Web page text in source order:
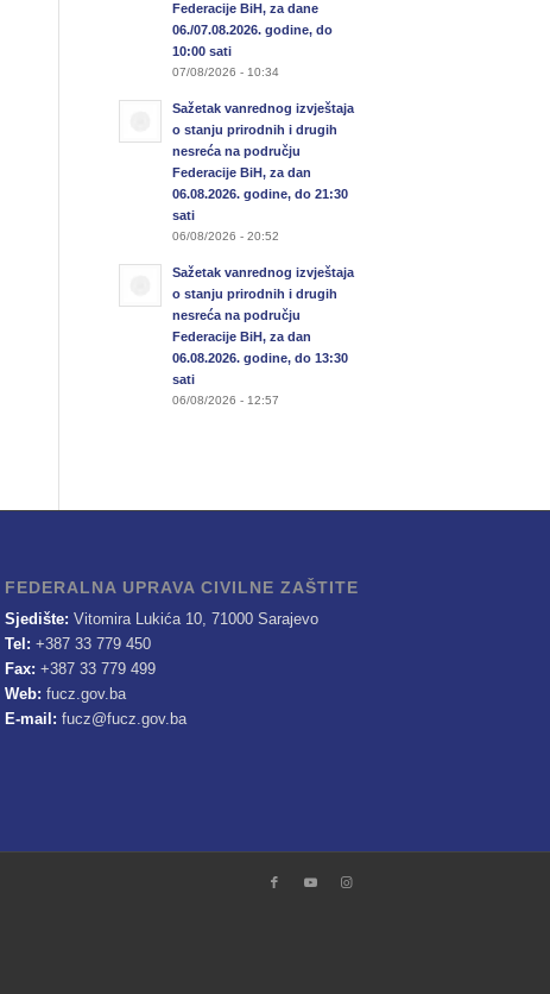
Federacije BiH, za dane
06./07.08.2026. godine, do
10:00 sati
07/08/2026 - 10:34
Sažetak vanrednog izvještaja
o stanju prirodnih i drugih
nesreća na području
Federacije BiH, za dan
06.08.2026. godine, do 21:30
sati
06/08/2026 - 20:52
Sažetak vanrednog izvještaja
o stanju prirodnih i drugih
nesreća na području
Federacije BiH, za dan
06.08.2026. godine, do 13:30
sati
06/08/2026 - 12:57
FEDERALNA UPRAVA CIVILNE ZAŠTITE
Sjedište: Vitomira Lukića 10, 71000 Sarajevo
Tel: +387 33 779 450
Fax: +387 33 779 499
Web: fucz.gov.ba
E-mail: fucz@fucz.gov.ba